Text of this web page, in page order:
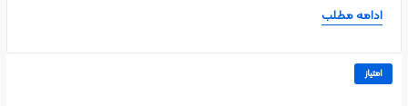
ادامه مطلب
امتیاز